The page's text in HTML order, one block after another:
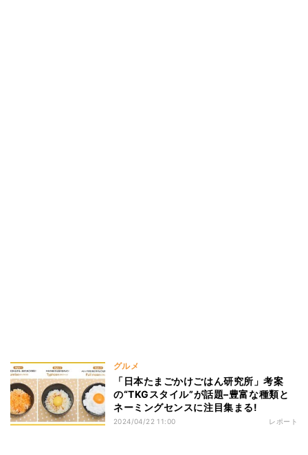
グルメ
「日本たまごかけごはん研究所」考案
の“TKGスタイル”が話題–豊富な種類と
ネーミングセンスに注目集まる!
2024/04/22 11:00 レポート